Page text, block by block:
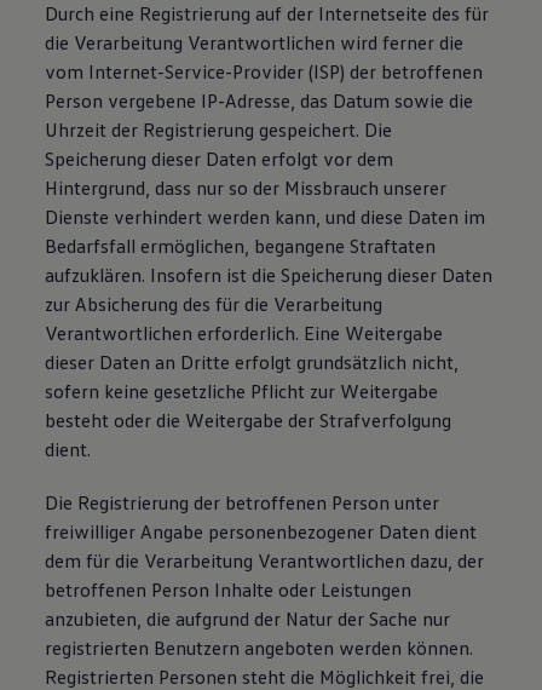
Durch eine Registrierung auf der Internetseite des für
die Verarbeitung Verantwortlichen wird ferner die
vom Internet-Service-Provider (ISP) der betroffenen
Person vergebene IP-Adresse, das Datum sowie die
Uhrzeit der Registrierung gespeichert. Die
Speicherung dieser Daten erfolgt vor dem
Hintergrund, dass nur so der Missbrauch unserer
Dienste verhindert werden kann, und diese Daten im
Bedarfsfall ermöglichen, begangene Straftaten
aufzuklären. Insofern ist die Speicherung dieser Daten
zur Absicherung des für die Verarbeitung
Verantwortlichen erforderlich. Eine Weitergabe
dieser Daten an Dritte erfolgt grundsätzlich nicht,
sofern keine gesetzliche Pflicht zur Weitergabe
besteht oder die Weitergabe der Strafverfolgung
dient.
Die Registrierung der betroffenen Person unter
freiwilliger Angabe personenbezogener Daten dient
dem für die Verarbeitung Verantwortlichen dazu, der
betroffenen Person Inhalte oder Leistungen
anzubieten, die aufgrund der Natur der Sache nur
registrierten Benutzern angeboten werden können.
Registrierten Personen steht die Möglichkeit frei, die